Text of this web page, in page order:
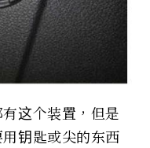
这个装置，但是
钥匙或尖的东西